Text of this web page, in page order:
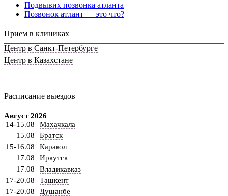
Подвывих позвонка атланта
Позвонок атлант — это что?
Прием в клиниках
Центр в Санкт-Петербурге
Центр в Казахстане
Расписание выездов
Август 2026
14-15.08
Махачкала
15.08
Братск
15-16.08
Каракол
17.08
Иркутск
17.08
Владикавказ
17-20.08
Ташкент
17-20.08
Душанбе